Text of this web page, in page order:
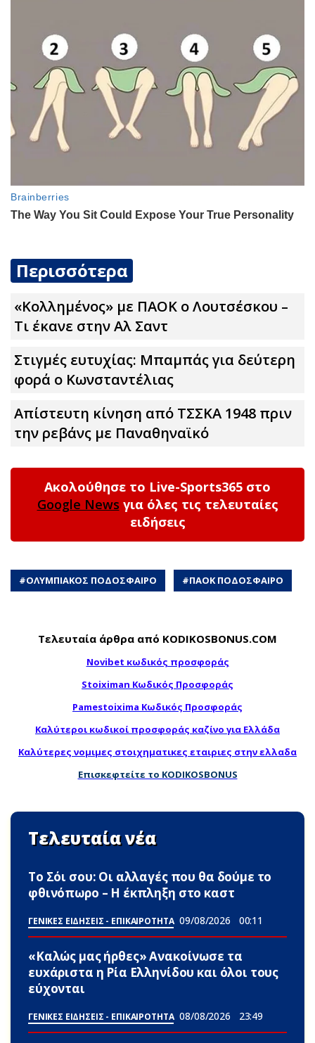
Περισσότερα
«Κολλημένος» με ΠΑΟΚ ο Λουτσέσκου –
Τι έκανε στην Αλ Σαντ
Στιγμές ευτυχίας: Μπαμπάς για δεύτερη
φορά ο Κωνσταντέλιας
Απίστευτη κίνηση από ΤΣΣΚΑ 1948 πριν
την ρεβάνς με Παναθηναϊκό
Ακολούθησε το Live-Sports365 στο
Google News για όλες τις τελευταίες
ειδήσεις
#ΟΛΥΜΠΙΑΚΟΣ ΠΟΔΟΣΦΑΙΡΟ #ΠΑΟΚ ΠΟΔΟΣΦΑΙΡΟ
Τελευταία άρθρα από KODIKOSBONUS.COM
Novibet κωδικός προσφοράς
Stoiximan Κωδικός Προσφοράς
Pamestoixima Κωδικός Προσφοράς
Καλύτεροι κωδικοί προσφοράς καζίνο για Ελλάδα
Καλύτερες νομιμες στοιχηματικες εταιριες στην ελλαδα
Επισκεφτείτε το KODIKOSBONUS
Τελευταία νέα
Το Σόι σου: Οι αλλαγές που θα δούμε το
φθινόπωρο – Η έκπληξη στο καστ
ΓΕΝΙΚΕΣ ΕΙΔΗΣΕΙΣ - ΕΠΙΚΑΙΡΟΤΗΤΑ 09/08/2026 00:11
«Καλώς μας ήρθες» Ανακοίνωσε τα
ευxάριστα η Ρία Ελληνίδου και όλοι τους
εύχονται
ΓΕΝΙΚΕΣ ΕΙΔΗΣΕΙΣ - ΕΠΙΚΑΙΡΟΤΗΤΑ 08/08/2026 23:49